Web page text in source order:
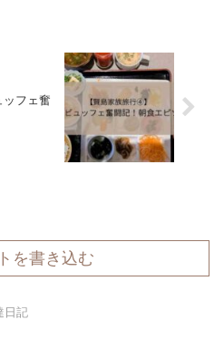
ッフェ奮
を書き込む
日記